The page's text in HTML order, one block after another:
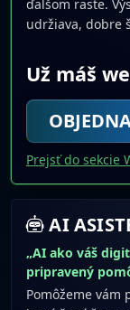
ďalšom raste.
udržiava, dobre
Už máš
Prejsť do sekcie
AI
„AI ako váš
pripravený
Pomôžeme vám